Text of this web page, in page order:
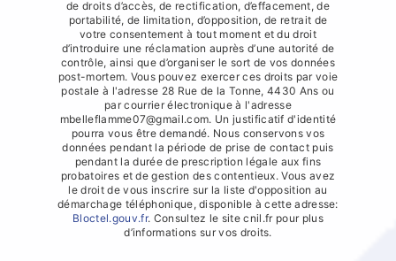
de droits d’accès, de rectification, d’effacement, de
portabilité, de limitation, d’opposition, de retrait de
votre consentement à tout moment et du droit
d’introduire une réclamation auprès d’une autorité de
contrôle, ainsi que d’organiser le sort de vos données
post-mortem. Vous pouvez exercer ces droits par voie
postale à l'adresse 28 Rue de la Tonne, 4430 Ans ou
par courrier électronique à l'adresse
mbelleflamme07@gmail.com. Un justificatif d'identité
pourra vous être demandé. Nous conservons vos
données pendant la période de prise de contact puis
pendant la durée de prescription légale aux fins
probatoires et de gestion des contentieux. Vous avez
le droit de vous inscrire sur la liste d'opposition au
démarchage téléphonique, disponible à cette adresse:
Bloctel.gouv.fr. Consultez le site cnil.fr pour plus
d’informations sur vos droits.